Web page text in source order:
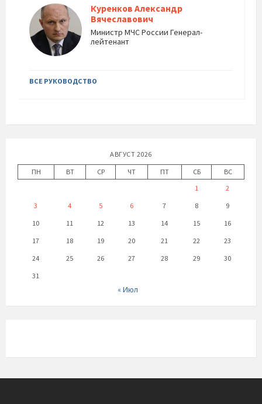
Куренков Александр
Вячеславович
Министр МЧС России Генерал-
лейтенант
ВСЕ РУКОВОДСТВО
АВГУСТ 2026
ПН
ВТ СР ЧТ ПТ СБ
ВС
1
2
3
4 5 6 7 8
9
10
11 12 13 14 15
16
17
18 19 20 21 22
23
24
25 26 27 28 29
30
31
« Июл